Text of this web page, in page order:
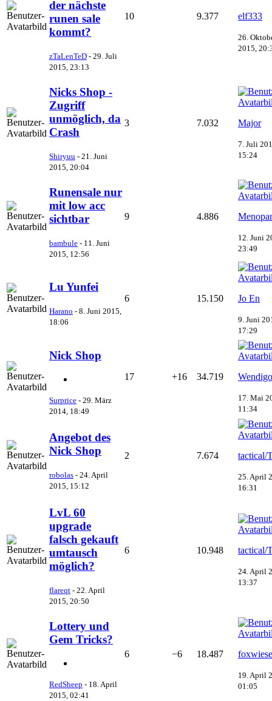
der nächste
runen sale
kommt?
zTaLenTeD - 29. Juli
2015, 23:13
10 9.377 elf333
26.
2015,
Nicks Shop -
Zugriff
unmöglich, da
Crash
Shiryuu - 21. Juni
2015, 20:04
3 7.032 Major
7. Juli
15:24
Runensale nur
mit low acc
sichtbar
bambule - 11. Juni
2015, 12:56
9 4.886
12. Juni
23:49
Lu Yunfei
Harano - 8. Juni 2015,
18:06
6 15.150 Jo En
9. Juni
17:29
Nick Shop
Surprice - 29. März
2014, 18:49
17 +16 34.719 Wendigo
17. Mai
11:34
Angebot des
Nick Shop
robolas - 24. April
2015, 15:12
2 7.674 tactical/
25. April
16:31
LvL 60
upgrade
falsch gekauft
umtausch
möglich?
flareqt - 22. April
2015, 20:50
6 10.948 tactical/
24. April
13:37
Lottery und
Gem Tricks?
RedSheep - 18. April
2015, 02:41
6 −6 18.487
19. April
01:05